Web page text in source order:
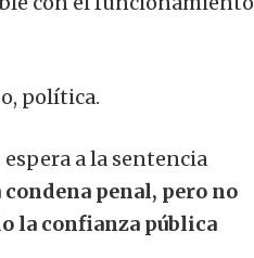
política.
a la sentencia
penal, pero no
la confianza pública